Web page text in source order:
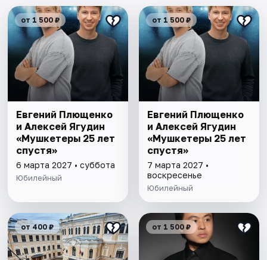
от 1 500 ₽
Евгений Плющенко
и Алексей Ягудин
«Мушкетеры 25 лет
спустя»
6 марта 2027 • суббота
Юбилейный
от 1 500 ₽
Евгений Плющенко
и Алексей Ягудин
«Мушкетеры 25 лет
спустя»
7 марта 2027 •
воскресенье
Юбилейный
от 400 ₽ от 1 500 ₽